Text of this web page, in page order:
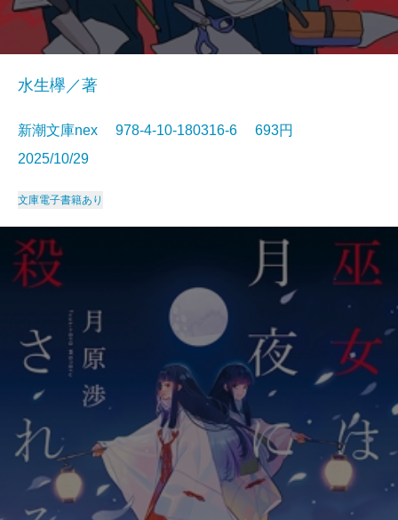
水生欅／著
新潮文庫nex 978-4-10-180316-6 693円
2025/10/29
文庫電子書籍あり